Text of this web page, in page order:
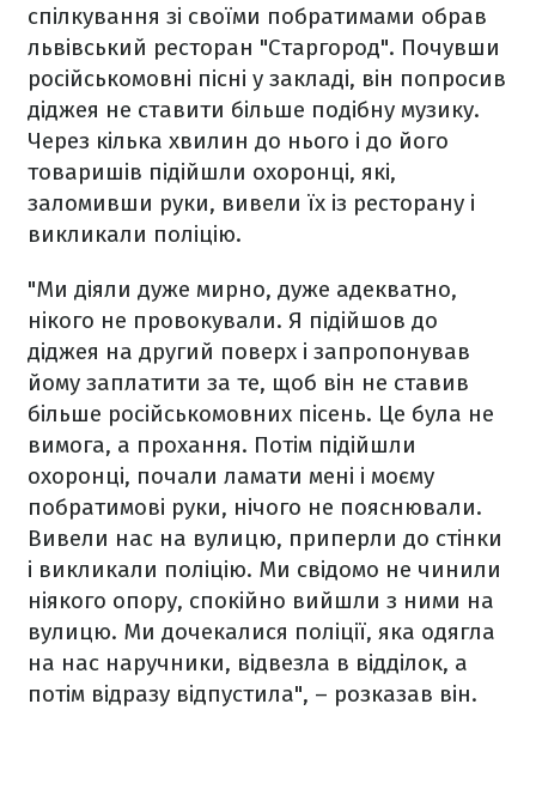
спілкування зі своїми побратимами обрав
львівський ресторан "Старгород". Почувши
російськомовні пісні у закладі, він попросив
діджея не ставити більше подібну музику.
Через кілька хвилин до нього і до його
товаришів підійшли охоронці, які,
заломивши руки, вивели їх із ресторану і
викликали поліцію.
"Ми діяли дуже мирно, дуже адекватно,
нікого не провокували. Я підійшов до
діджея на другий поверх і запропонував
йому заплатити за те, щоб він не ставив
більше російськомовних пісень. Це була не
вимога, а прохання. Потім підійшли
охоронці, почали ламати мені і моєму
побратимові руки, нічого не пояснювали.
Вивели нас на вулицю, приперли до стінки
і викликали поліцію. Ми свідомо не чинили
ніякого опору, спокійно вийшли з ними на
вулицю. Ми дочекалися поліції, яка одягла
на нас наручники, відвезла в відділок, а
потім відразу відпустила", – розказав він.